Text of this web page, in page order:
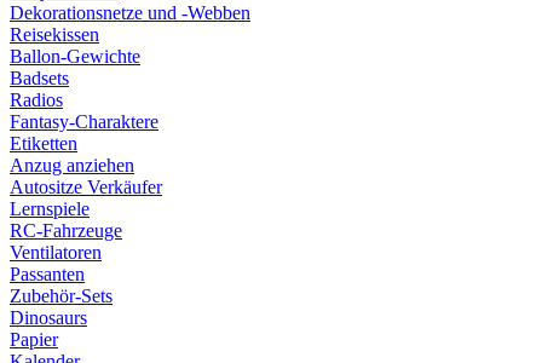
Dekorationsnetze und -Webben
Reisekissen
Ballon-Gewichte
Badsets
Radios
Fantasy-Charaktere
Etiketten
Anzug anziehen
Autositze Verkäufer
Lernspiele
RC-Fahrzeuge
Ventilatoren
Passanten
Zubehör-Sets
Dinosaurs
Papier